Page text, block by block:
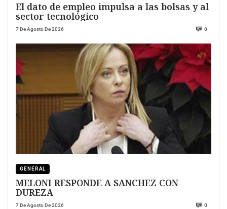
El dato de empleo impulsa a las bolsas y al
sector tecnológico
7 De Agosto De 2026 0
GENERAL
MELONI RESPONDE A SANCHEZ CON
DUREZA
7 De Agosto De 2026 0